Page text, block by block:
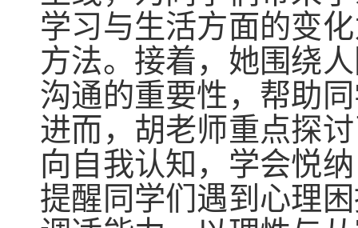
学习与生活方面的变
方法。接着，她围绕
沟通的重要性，帮助
进而，胡老师重点探
向自我认知，学会悦
提醒同学们遇到心理